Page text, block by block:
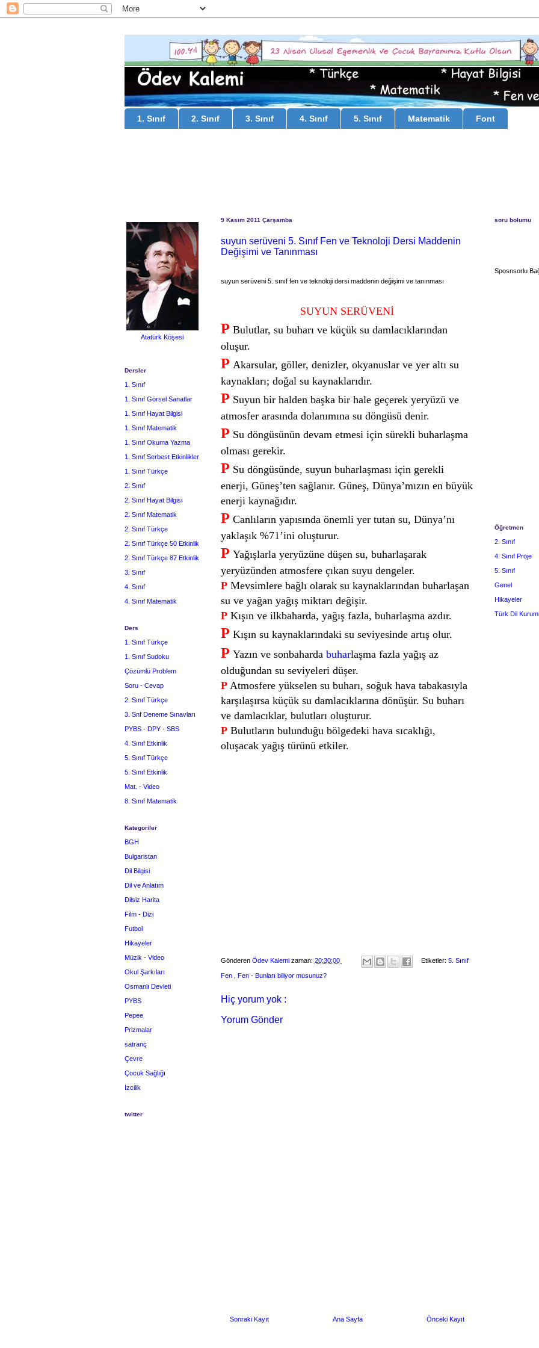
1. Sınıf 2. Sınıf 3. Sınıf 4. Sınıf 5. Sınıf Matematik Font
9 Kasım 2011 Çarşamba
suyun serüveni 5. Sınıf Fen ve Teknoloji Dersi Maddenin
Değişimi ve Tanınması
suyun serüveni 5. sınıf fen ve teknoloji dersi maddenin değişimi ve tanınması
SUYUN SERÜVENİ
P Bulutlar, su buharı ve küçük su damlacıklarından
oluşur.
P Akarsular, göller, denizler, okyanuslar ve yer altı su
kaynakları; doğal su kaynaklarıdır.
P Suyun bir halden başka bir hale geçerek yeryüzü ve
atmosfer arasında dolanımına su döngüsü denir.
P Su döngüsünün devam etmesi için sürekli buharlaşma
olması gerekir.
P Su döngüsünde, suyun buharlaşması için gerekli
enerji, Güneş’ten sağlanır. Güneş, Dünya’mızın en büyük
enerji kaynağıdır.
P Canlıların yapısında önemli yer tutan su, Dünya’nı
yaklaşık %71’ini oluşturur.
P Yağışlarla yeryüzüne düşen su, buharlaşarak
yeryüzünden atmosfere çıkan suyu dengeler.
P Mevsimlere bağlı olarak su kaynaklarından buharlaşan
su ve yağan yağış miktarı değişir.
P Kışın ve ilkbaharda, yağış fazla, buharlaşma azdır.
P Kışın su kaynaklarındaki su seviyesinde artış olur.
P Yazın ve sonbaharda buharlaşma fazla yağış az
olduğundan su seviyeleri düşer.
P Atmosfere yükselen su buharı, soğuk hava tabakasıyla
karşılaşırsa küçük su damlacıklarına dönüşür. Su buharı
ve damlacıklar, bulutları oluşturur.
P Bulutların bulunduğu bölgedeki hava sıcaklığı,
oluşacak yağış türünü etkiler.
Gönderen Ödev Kalemi zaman: 20:30:00 Etiketler: 5. Sınıf
Fen Fen - Bunları biliyor musunuz?
Hiç yorum yok :
Yorum Gönder
Sonraki Kayıt Önceki Kayıt
Ana Sayfa
Atatürk Köşesi
Dersler
1. Sınıf
1. Sınıf Görsel Sanatlar
1. Sınıf Hayat Bilgisi
1. Sınıf Matematik
1. Sınıf Okuma Yazma
1. Sınıf Serbest Etkinlikler
1. Sınıf Türkçe
2. Sınıf
2. Sınıf Hayat Bilgisi
2. Sınıf Matematik
2. Sınıf Türkçe
2. Sınıf Türkçe 50 Etkinlik
2. Sınıf Türkçe 87 Etkinlik
3. Sınıf
4. Sınıf
4. Sınıf Matematik
Ders
1. Sınıf Türkçe
1. Sınıf Sudoku
Çözümlü Problem
Soru - Cevap
2. Sınıf Türkçe
3. Snf Deneme Sınavları
PYBS - DPY - SBS
4. Sınıf Etkinlik
5. Sınıf Türkçe
5. Sınıf Etkinlik
Mat. - Video
8. Sınıf Matematik
Kategoriler
BGH
Bulgaristan
Dil Bilgisi
Dil ve Anlatım
Dilsiz Harita
Film - Dizi
Futbol
Hikayeler
Müzik - Video
Okul Şarkıları
Osmanlı Devleti
PYBS
Pepee
Prizmalar
satranç
Çevre
Çocuk Sağlığı
İzcilik
twitter
soru bolumu
Sposnsorlu
Öğretmen
2. Sınıf
4. Sınıf Proje
5. Sınıf
Genel
Hikayeler
Türk Dil